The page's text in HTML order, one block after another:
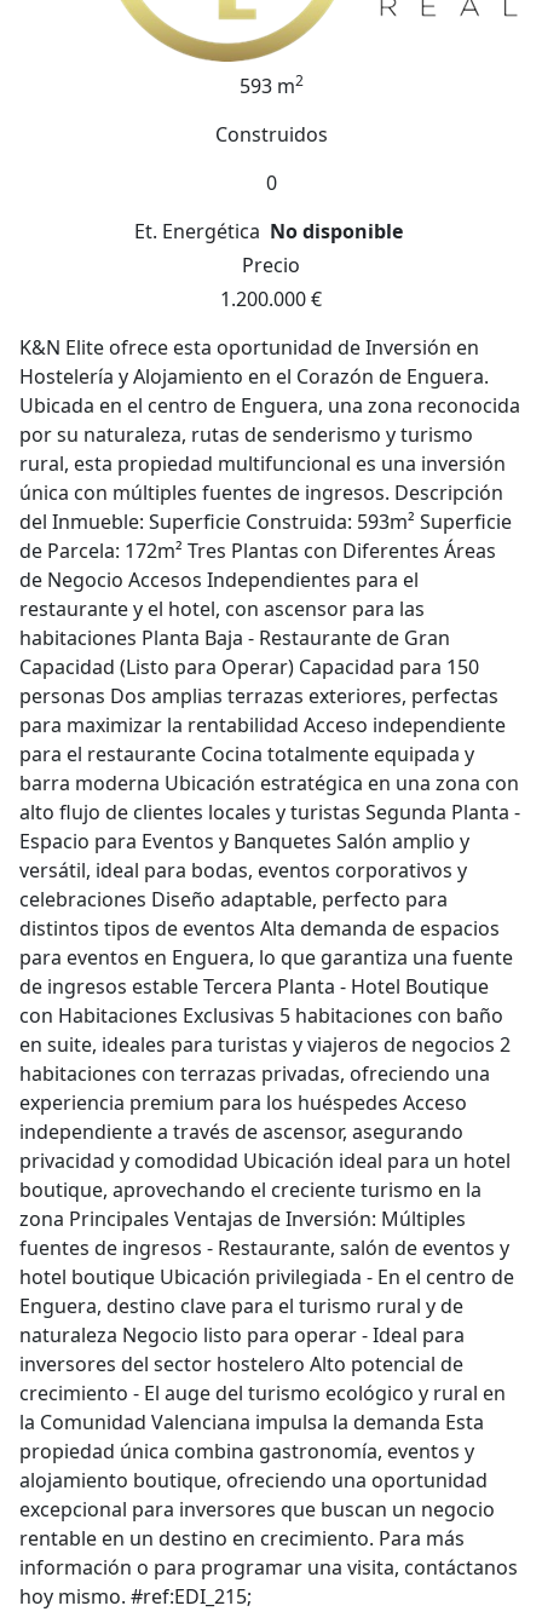
593 m2
Construidos
0
Et. Energética No disponible
Precio
1.200.000 €
K&N Elite ofrece esta oportunidad de Inversión en
Hostelería y Alojamiento en el Corazón de Enguera.
Ubicada en el centro de Enguera, una zona reconocida
por su naturaleza, rutas de senderismo y turismo
rural, esta propiedad multifuncional es una inversión
única con múltiples fuentes de ingresos. Descripción
del Inmueble: Superficie Construida: 593m² Superficie
de Parcela: 172m² Tres Plantas con Diferentes Áreas
de Negocio Accesos Independientes para el
restaurante y el hotel, con ascensor para las
habitaciones Planta Baja - Restaurante de Gran
Capacidad (Listo para Operar) Capacidad para 150
personas Dos amplias terrazas exteriores, perfectas
para maximizar la rentabilidad Acceso independiente
para el restaurante Cocina totalmente equipada y
barra moderna Ubicación estratégica en una zona con
alto flujo de clientes locales y turistas Segunda Planta -
Espacio para Eventos y Banquetes Salón amplio y
versátil, ideal para bodas, eventos corporativos y
celebraciones Diseño adaptable, perfecto para
distintos tipos de eventos Alta demanda de espacios
para eventos en Enguera, lo que garantiza una fuente
de ingresos estable Tercera Planta - Hotel Boutique
con Habitaciones Exclusivas 5 habitaciones con baño
en suite, ideales para turistas y viajeros de negocios 2
habitaciones con terrazas privadas, ofreciendo una
experiencia premium para los huéspedes Acceso
independiente a través de ascensor, asegurando
privacidad y comodidad Ubicación ideal para un hotel
boutique, aprovechando el creciente turismo en la
zona Principales Ventajas de Inversión: Múltiples
fuentes de ingresos - Restaurante, salón de eventos y
hotel boutique Ubicación privilegiada - En el centro de
Enguera, destino clave para el turismo rural y de
naturaleza Negocio listo para operar - Ideal para
inversores del sector hostelero Alto potencial de
crecimiento - El auge del turismo ecológico y rural en
la Comunidad Valenciana impulsa la demanda Esta
propiedad única combina gastronomía, eventos y
alojamiento boutique, ofreciendo una oportunidad
excepcional para inversores que buscan un negocio
rentable en un destino en crecimiento. Para más
información o para programar una visita, contáctanos
hoy mismo. #ref:EDI_215;